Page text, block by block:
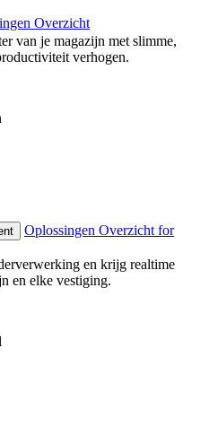
Overzicht
van je magazijn met slimme,
verhogen.
Oplossingen Overzicht for
en krijg realtime
en elke vestiging.